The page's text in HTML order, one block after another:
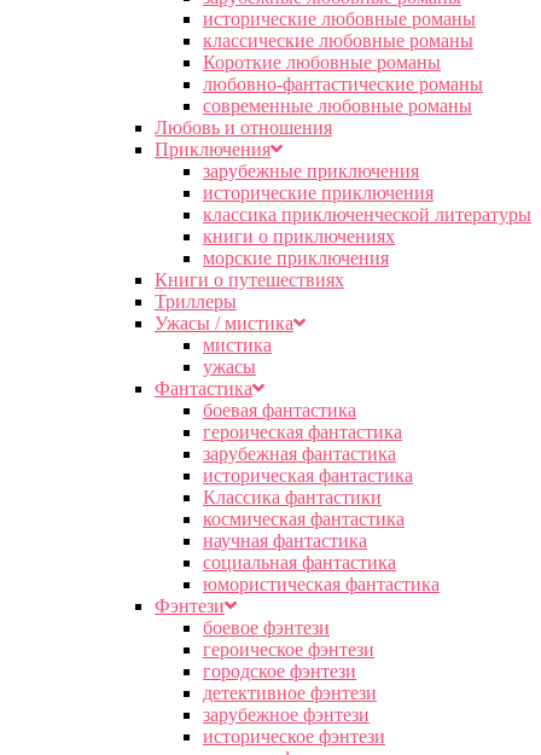
исторические любовные романы
классические любовные романы
Короткие любовные романы
любовно-фантастические романы
современные любовные романы
Любовь и отношения
Приключения
зарубежные приключения
исторические приключения
классика приключенческой литературы
книги о приключениях
морские приключения
Книги о путешествиях
Триллеры
Ужасы / мистика
мистика
ужасы
Фантастика
боевая фантастика
героическая фантастика
зарубежная фантастика
историческая фантастика
Классика фантастики
космическая фантастика
научная фантастика
социальная фантастика
юмористическая фантастика
Фэнтези
боевое фэнтези
героическое фэнтези
городское фэнтези
детективное фэнтези
зарубежное фэнтези
историческое фэнтези